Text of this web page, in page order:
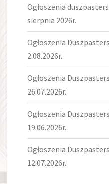
Ogłoszenia
sierpnia 2026r.
Ogłoszenia
2.08.2026r.
Ogłoszenia
26.07.2026r.
Ogłoszenia
19.06.2026r.
Ogłoszenia
12.07.2026r.